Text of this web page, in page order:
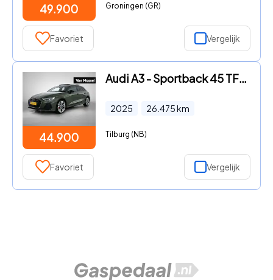
49.900 Groningen (GR)
Favoriet Vergelijk
44.900
Audi A3 - Sportback 45 TFSI e S edition Competition 272 PK | S-line |
2025 26.475km
Tilburg (NB)
Favoriet Vergelijk